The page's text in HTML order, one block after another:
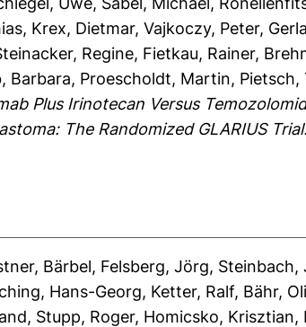
, Krex, Dietmar,Vajkoczy, Peter,
Regine, Fietkau, Rainer,
Barbara, Proescholdt, Martin, Pietsch,
Plus Irinotecan Versus
The Randomized GLARIUS Trial.
Bärbel, Felsberg, Jörg, Steinbach,
Hans-Georg, Ketter, Ralf, Bähr,
, Stupp, Roger, Homicsko, Krisztian,